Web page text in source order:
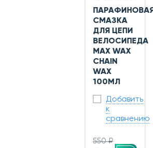
СМАЗКА
ДЛЯ ЦЕПИ
ВЕЛОСИПЕДА
MAX WAX
CHAIN
WAX
100МЛ
Добавить
к
сравнению
550 ₽